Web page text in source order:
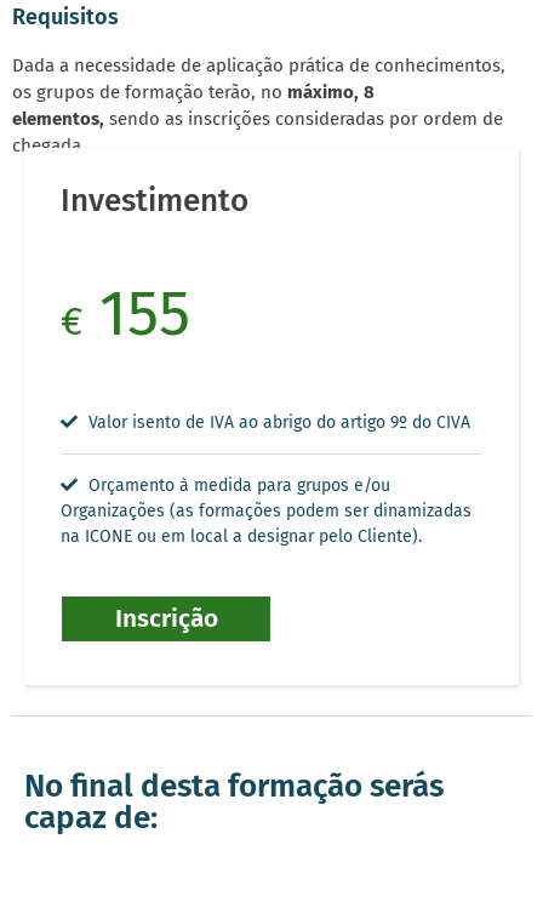
Requisitos
Dada a necessidade de aplicação prática de conhecimentos,
os grupos de formação terão, no máximo, 8
elementos, sendo as inscrições consideradas por ordem de
chegada.
Investimento
€ 155
Valor isento de IVA ao abrigo do artigo 9º do CIVA
Orçamento à medida para grupos e/ou
Organizações (as formações podem ser dinamizadas
na ICONE ou em local a designar pelo Cliente).
Inscrição
No final desta formação serás
capaz de: